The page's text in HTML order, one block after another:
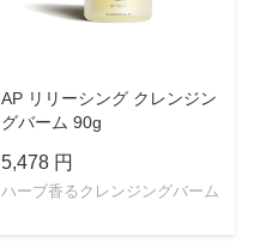
AP リリーシング クレンジン
グバーム 90g
5,478 円
ハーブ香るクレンジングバーム